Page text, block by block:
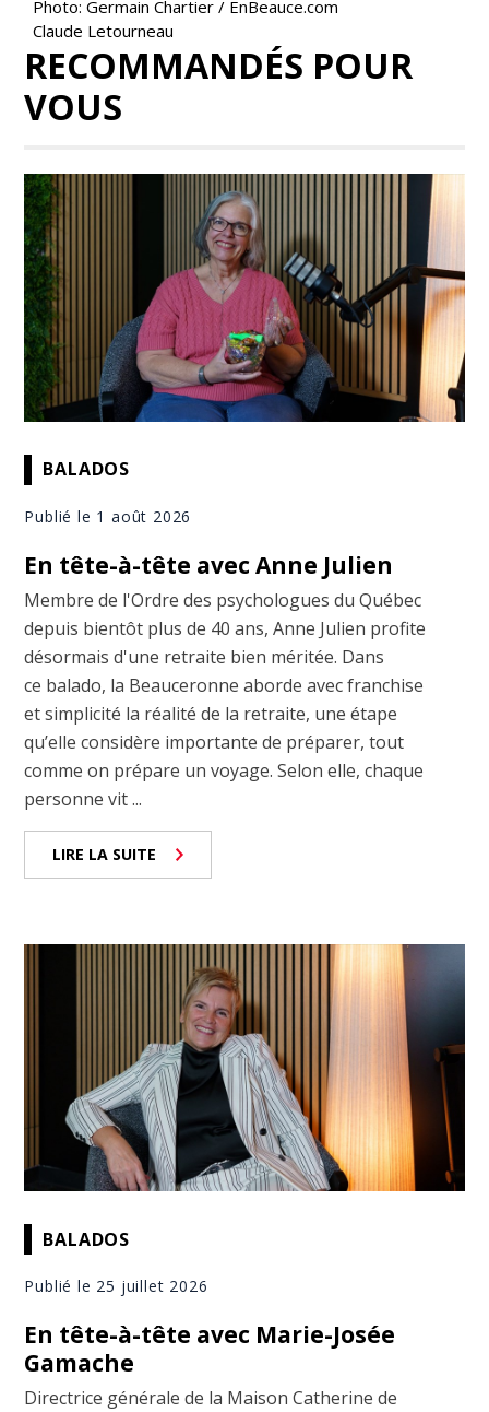
Photo: Germain Chartier / EnBeauce.com
Claude Letourneau
RECOMMANDÉS POUR
VOUS
BALADOS
Publié le 1 août 2026
En tête-à-tête avec Anne Julien
Membre de l'Ordre des psychologues du Québec
depuis bientôt plus de 40 ans, Anne Julien profite
désormais d'une retraite bien méritée. Dans
ce balado, la Beauceronne aborde avec franchise
et simplicité la réalité de la retraite, une étape
qu’elle considère importante de préparer, tout
comme on prépare un voyage. Selon elle, chaque
personne vit ...
LIRE LA SUITE
BALADOS
Publié le 25 juillet 2026
En tête-à-tête avec Marie-Josée
Gamache
Directrice générale de la Maison Catherine de